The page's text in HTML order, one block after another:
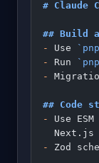
# Claude
## Build
-
Use
-
Run
-
## Code
-
Use
Next.js
-
Zod